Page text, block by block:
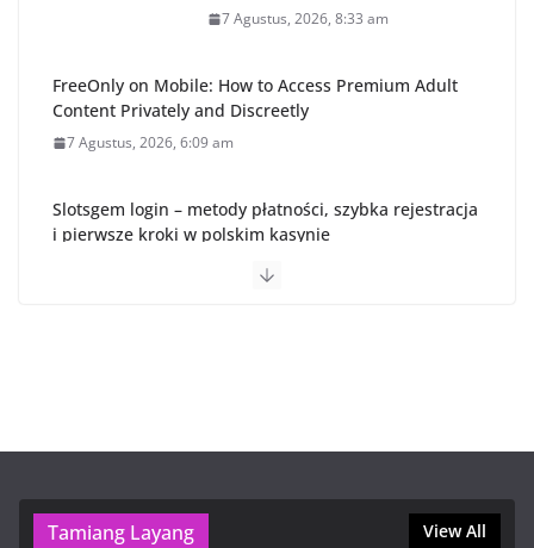
7 Agustus, 2026, 8:33 am
FreeOnly on Mobile: How to Access Premium Adult
Content Privately and Discreetly
7 Agustus, 2026, 6:09 am
Slotsgem login – metody płatności, szybka rejestracja
i pierwsze kroki w polskim kasynie
OnlyFans VIP Free: How to Safely Access Premium
6 Agustus, 2026, 5:30 pm
Tamiang Layang View All